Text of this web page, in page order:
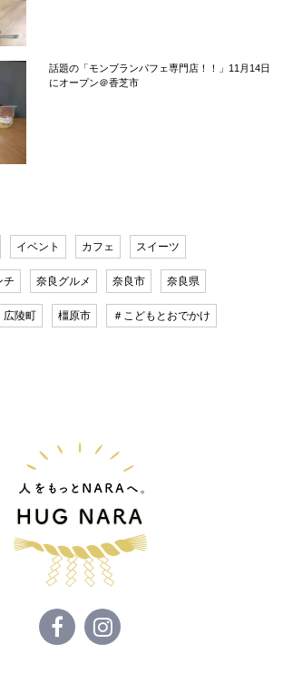
話題の「モンブランパフェ専門店！！」11月14日
にオープン＠香芝市
イベント カフェ スイーツ
チ 奈良グルメ 奈良市 奈良県
広陵町 橿原市 ＃こどもとおでかけ